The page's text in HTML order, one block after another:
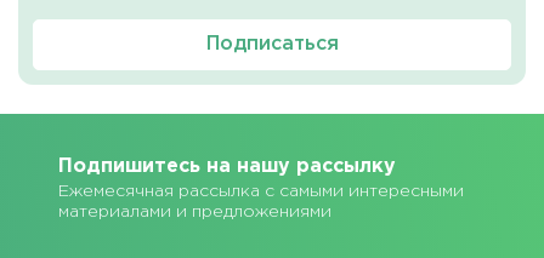
Подписаться
Подпишитесь на нашу рассылку
Ежемесячная рассылка с самыми интересными
материалами и предложениями